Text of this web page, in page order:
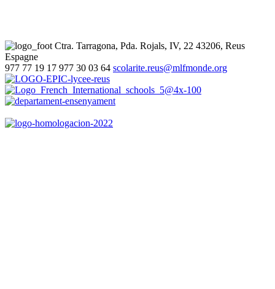
Ctra. Tarragona, Pda. Rojals, IV, 22 43206, Reus
Espagne
977 77 19 17 977 30 03 64 scolarite.reus@mlfmonde.org